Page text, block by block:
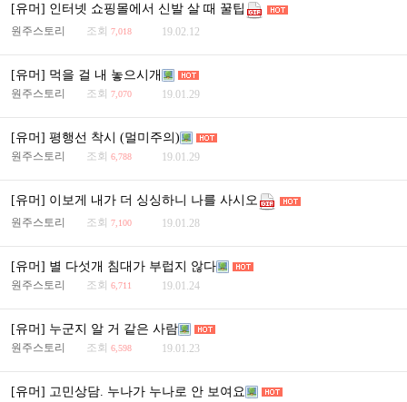
[유머] 인터넷 쇼핑몰에서 신발 살 때 꿀팁
원주스토리 조회 7,018 19.02.12
[유머] 먹을 걸 내 놓으시개
원주스토리 조회 7,070 19.01.29
[유머] 평행선 착시 (멀미주의)
원주스토리 조회 6,788 19.01.29
[유머] 이보게 내가 더 싱싱하니 나를 사시오
원주스토리 조회 7,100 19.01.28
[유머] 별 다섯개 침대가 부럽지 않다
원주스토리 조회 6,711 19.01.24
[유머] 누군지 알 거 같은 사람
원주스토리 조회 6,598 19.01.23
[유머] 고민상담. 누나가 누나로 안 보여요